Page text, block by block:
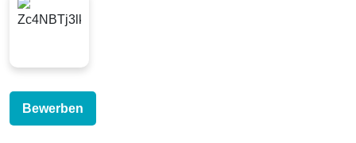
Bewerben